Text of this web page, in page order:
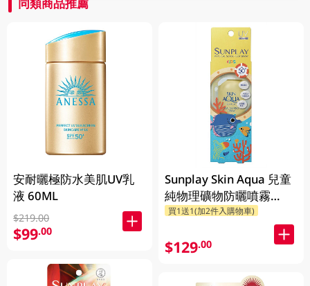
安耐曬極防水美肌UV乳
液 60ML
$219.00
$99.00
Sunplay Skin Aqua 兒童
純物理礦物防曬噴霧
SPF50+ PA++++ 100ML
買1送1(加2件入購物車)
$129.00